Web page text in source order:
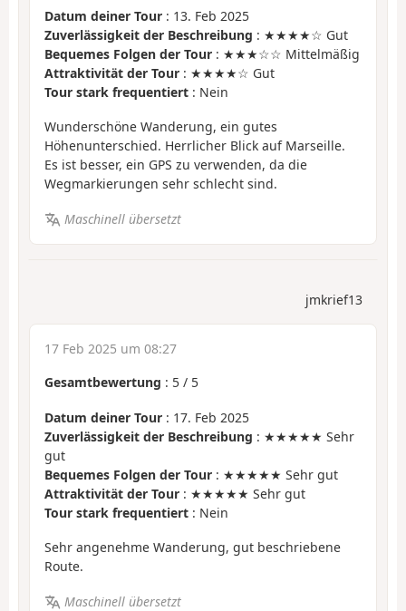
Datum deiner Tour : 13. Feb 2025
Zuverlässigkeit der Beschreibung : ★★★★☆ Gut
Bequemes Folgen der Tour : ★★★☆☆ Mittelmäßig
Attraktivität der Tour : ★★★★☆ Gut
Tour stark frequentiert : Nein
Wunderschöne Wanderung, ein gutes
Höhenunterschied. Herrlicher Blick auf Marseille.
Es ist besser, ein GPS zu verwenden, da die
Wegmarkierungen sehr schlecht sind.
Maschinell übersetzt
jmkrief13
17 Feb 2025 um 08:27
Gesamtbewertung : 5 / 5
Datum deiner Tour : 17. Feb 2025
Zuverlässigkeit der Beschreibung : ★★★★★ Sehr
gut
Bequemes Folgen der Tour : ★★★★★ Sehr gut
Attraktivität der Tour : ★★★★★ Sehr gut
Tour stark frequentiert : Nein
Sehr angenehme Wanderung, gut beschriebene
Route.
Maschinell übersetzt